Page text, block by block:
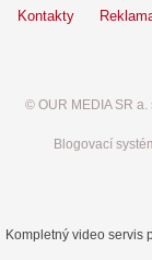
Kontakty
© OUR MEDIA SR
Blogovací
Kompletný video servis